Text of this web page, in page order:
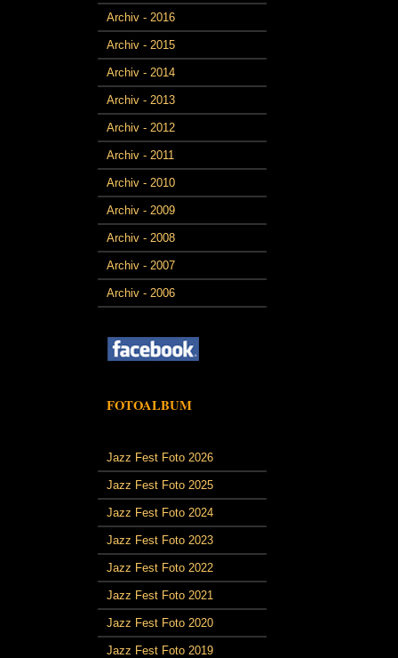
Archiv - 2016
Archiv - 2015
Archiv - 2014
Archiv - 2013
Archiv - 2012
Archiv - 2011
Archiv - 2010
Archiv - 2009
Archiv - 2008
Archiv - 2007
Archiv - 2006
FOTOALBUM
Jazz Fest Foto 2026
Jazz Fest Foto 2025
Jazz Fest Foto 2024
Jazz Fest Foto 2023
Jazz Fest Foto 2022
Jazz Fest Foto 2021
Jazz Fest Foto 2020
Jazz Fest Foto 2019